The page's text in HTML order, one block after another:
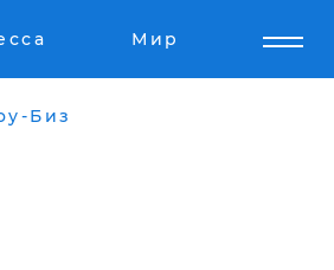
Мир
Биз